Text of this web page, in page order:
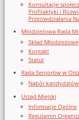
Konsultacje
Profilaktyki i
Przeciwdziałania
Młodzieżowa Rada
Skład
Kontakt
Statut
Rada Seniorów w
Nabór
Urząd Miejski
Informacje Ogólne
Regulamin